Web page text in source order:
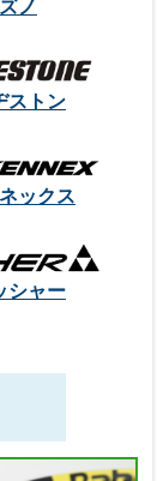
ノ
ストン
ックス
シャー